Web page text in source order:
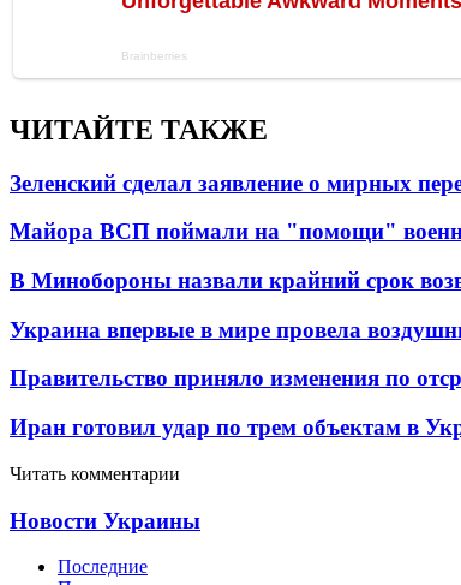
ЧИТАЙТЕ ТАКЖЕ
Зеленский сделал заявление о мирных
Майора ВСП поймали на "помощи"
В Минобороны назвали крайний срок
Украина впервые в мире провела
Правительство приняло изменения по
Иран готовил удар по трем объектам в
Читать комментарии
Новости Украины
Последние